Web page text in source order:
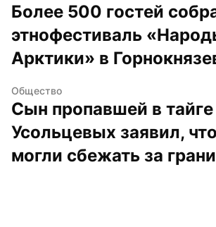
Более 500 гостей
этнофестиваль
Арктики» в
Общество
Сын пропавшей в
Усольцевых заявил,
могли сбежать за